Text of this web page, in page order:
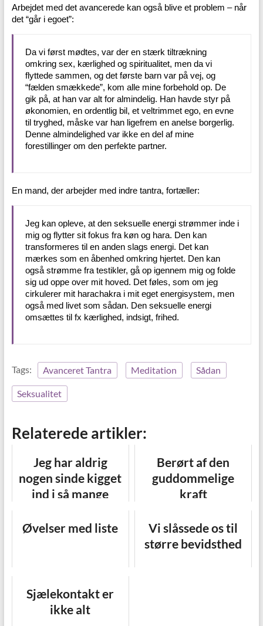
Arbejdet med det avancerede kan også blive et problem – når
det “går i egoet”:
Da vi først mødtes, var der en stærk tiltrækning
omkring sex, kærlighed og spiritualitet, men da vi
flyttede sammen, og det første barn var på vej, og
“fælden smækkede”, kom alle mine forbehold op. De
gik på, at han var alt for almindelig. Han havde styr på
økonomien, en ordentlig bil, et veltrimmet ego, en evne
til tryghed, måske var han ligefrem en anelse borgerlig.
Denne almindelighed var ikke en del af mine
forestillinger om den perfekte partner.
En mand, der arbejder med indre tantra, fortæller:
Jeg kan opleve, at den seksuelle energi strømmer inde i
mig og flytter sit fokus fra køn og hara. Den kan
transformeres til en anden slags energi. Det kan
mærkes som en åbenhed omkring hjertet. Den kan
også strømme fra testikler, gå op igennem mig og folde
sig ud oppe over mit hoved. Det føles, som om jeg
cirkulerer mit harachakra i mit eget energisystem, men
også med livet som sådan. Den seksuelle energi
omsættes til fx kærlighed, indsigt, frihed.
Tags: Avanceret Tantra Meditation Sådan
Seksualitet
Relaterede artikler:
Jeg har aldrig
nogen sinde kigget
ind i så mange
selv
Berørt af den
guddommelige
kraft
Øvelser med liste
Vi slåssede os til
større bevidsthed
Sjælekontakt er
ikke alt